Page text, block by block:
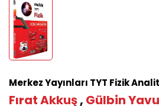
Merkez Yayınları TYT Fizik
Fırat Akkuş, Gülbin